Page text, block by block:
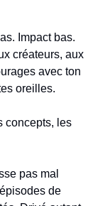
Impact bas.
créateurs, aux
avec ton
oreilles.
concepts, les
pas mal
de